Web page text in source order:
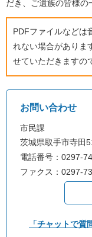
だき、ご遺族の皆様の
PDFファイルなどは
れない場合がありま
せていただきますの
お問い合わせ
市民課
茨城県取手市寺田
電話番号：0297-
ファクス：0297-
「チャットで質